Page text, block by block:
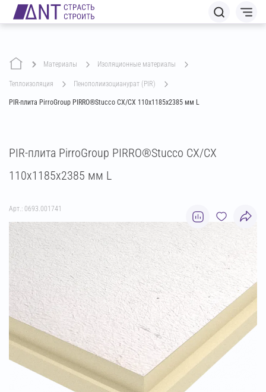
Материалы изоляционные материалы
теплоизоляция пенополиизоцианурат (PIR)
PIR-плита PirroGroup PIRRO®Stucco СХ/СХ 110х1185х2385 мм L
PIR-плита PirroGroup PIRRO®Stucco СХ/СХ
110х1185х2385 мм L
Арт.: 0693.001741